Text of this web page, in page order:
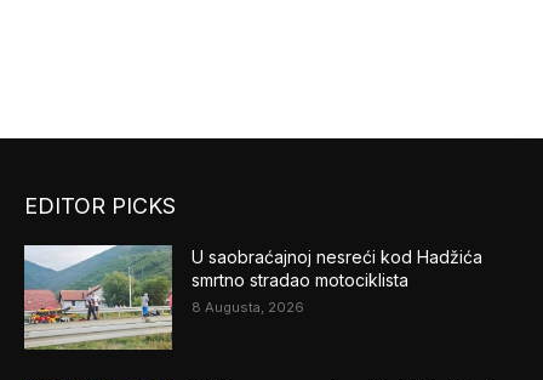
EDITOR PICKS
U saobraćajnoj nesreći kod Hadžića
smrtno stradao motociklista
8 Augusta, 2026